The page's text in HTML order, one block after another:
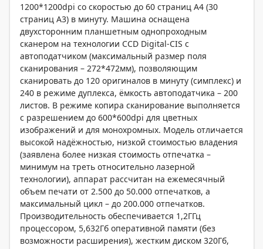
1200*1200dpi со скоростью до 60 страниц А4 (30
страниц А3) в минуту. Машина оснащена
двухсторонним планшетным однопроходным
сканером на технологии CCD Digital-CIS с
автоподатчиком (максимальный размер поля
сканирования – 272*472мм), позволяющим
сканировать до 120 оригиналов в минуту (симплекс) и
240 в режиме дуплекса, ёмкость автоподатчика – 200
листов. В режиме копира сканирование выполняется
с разрешением до 600*600dpi для цветных
изображений и для монохромных. Модель отличается
высокой надёжностью, низкой стоимостью владения
(заявлена более низкая стоимость отпечатка –
минимум на треть относительно лазерной
технологии), аппарат рассчитан на ежемесячный
объем печати от 2.500 до 50.000 отпечатков, а
максимальный цикл – до 200.000 отпечатков.
Производительность обеспечивается 1,2ГГц
процессором, 5,632Гб оперативной памяти (без
возможности расширения), жестким диском 320Гб,